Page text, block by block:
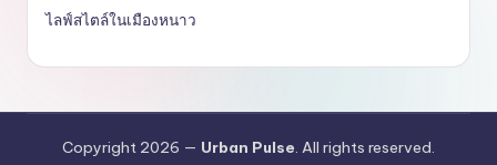
ไลฟ์สไตล์ในเมืองหนาว
Copyright 2026 — Urban Pulse. All rights reserved.